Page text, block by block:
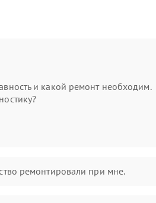
и какой ремонт необходим.
ремонтировали при мне.